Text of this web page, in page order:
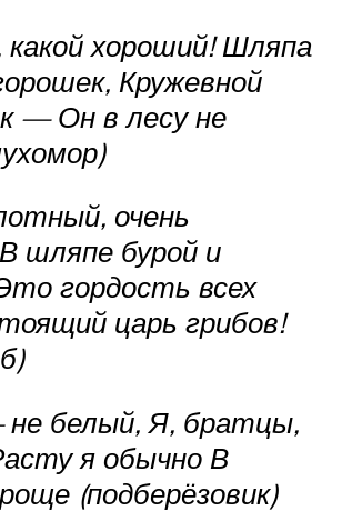
хороший! Шляпа
Кружевной
— Он в лесу не
очень
шляпе бурой и
гордость всех
царь грибов!
не белый, Я, братцы,
я обычно В
(подберёзовик)